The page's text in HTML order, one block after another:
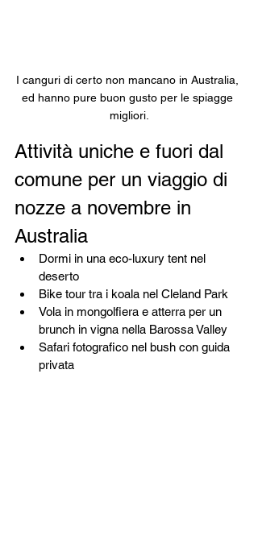
I canguri di certo non mancano in Australia,
ed hanno pure buon gusto per le spiagge
migliori.
Attività uniche e fuori dal
comune per un viaggio di
nozze a novembre in
Australia
Dormi in una eco-luxury tent nel
deserto
Bike tour tra i koala nel Cleland Park
Vola in mongolfiera e atterra per un
brunch in vigna nella Barossa Valley
Safari fotografico nel bush con guida
privata